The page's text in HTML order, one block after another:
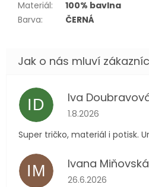
Materiál:
100% bavlna
Barva: ČERNÁ
ID Iva
Hodnocení
1.8.2026
Super tričko, materiál i potisk.
IM Ivana Miňovská
Hodnocení
26.6.2026